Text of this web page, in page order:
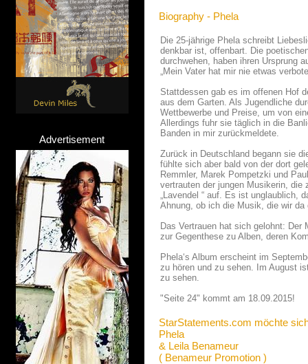
Advertisement
Biography - Phela
Die 25-jährige Phela schreibt
denkbar ist, offenbart. Die
durchwehen, haben ihren Ursprung
„Mein Vater hat mir nie etwas
Stattdessen gab es im offenen Hof
aus dem Garten. Als Jugendliche
Wettbewerbe und Preise, um von
Allerdings fuhr sie täglich in die
Banden in mir zurückmeldete.
Zurück in Deutschland begann sie
fühlte sich aber bald von der dort
Remmler, Marek Pompetzki und
vertrauten der jungen Musikerin,
„Lavendel “ auf. Es ist unglaublich,
Ahnung, ob ich die Musik, die wir
Das Vertrauen hat sich gelohnt:
zur Gegenthese zu Alben, deren
Phela‘s Album erscheint im
zu hören und zu sehen. Im August
zu sehen.
"Seite 24" kommt am 18.09.2015!
StarStatements.com möchte
Phela
& Leila Benameur
( Benameur Promotion )